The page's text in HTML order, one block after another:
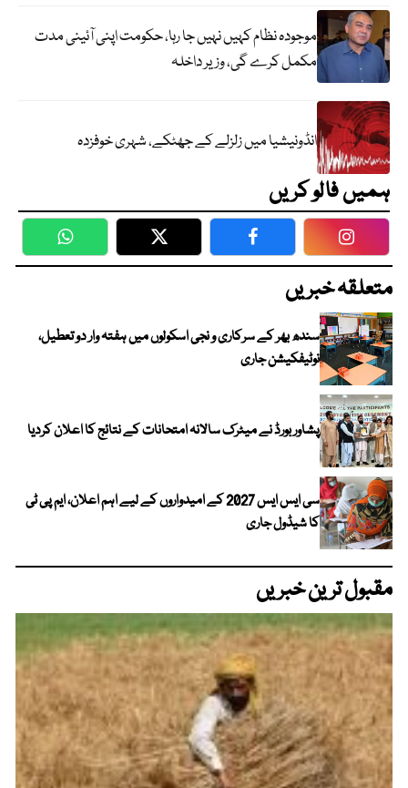
موجودہ نظام کہیں نہیں جا رہا، حکومت اپنی آئینی مدت
مکمل کرے گی، وزیر داخلہ
انڈونیشیا میں زلزلے کے جھٹکے، شہری خوفزدہ
ہمیں فالو کریں
WhatsApp Twitter Facebook
متعلقہ خبریں
سندھ بھر کے سرکاری و نجی اسکولوں میں ہفتہ وار دو تعطیل،
نوٹیفکیشن جاری
پشاور بورڈ نے میٹرک سالانہ امتحانات کے نتائج کا اعلان کردیا
سی ایس ایس 2027 کے امیدواروں کے لیے اہم اعلان، ایم پی ٹی
کا شیڈول جاری
مقبول ترین خبریں